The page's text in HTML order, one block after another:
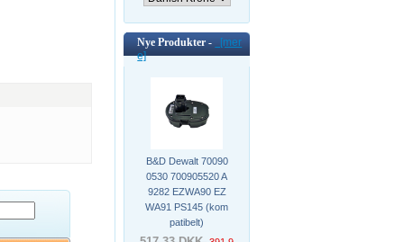
Nye Produkter -
[mer
e]
B&D Dewalt 70090
0530 700905520 A
9282 EZWA90 EZ
WA91 PS145 (kom
patibelt)